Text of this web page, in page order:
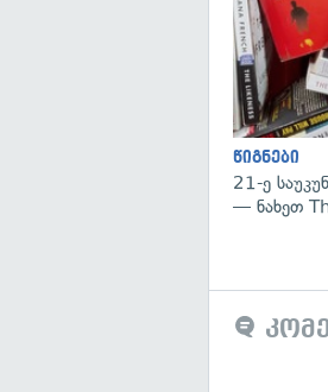
წიგნები
21-ე
— ნახეთ